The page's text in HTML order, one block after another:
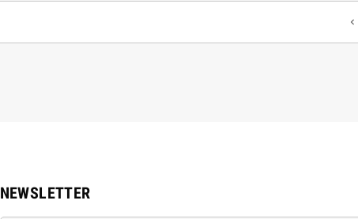
navigate_before
NEWSLETTER